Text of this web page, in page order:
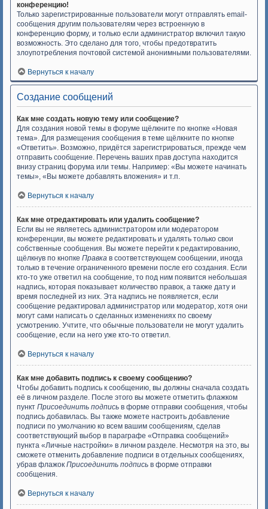
конференцию!
Только зарегистрированные пользователи могут отправлять email-
сообщения другим пользователям через встроенную в
конференцию форму, и только если администратор включил такую
возможность. Это сделано для того, чтобы предотвратить
злоупотребления почтовой системой анонимными пользователями.
Вернуться к началу
Создание сообщений
Как мне создать новую тему или сообщение?
Для создания новой темы в форуме щёлкните по кнопке «Новая
тема». Для размещения сообщения в теме щёлкните по кнопке
«Ответить». Возможно, придётся зарегистрироваться, прежде чем
отправить сообщение. Перечень ваших прав доступа находится
внизу страниц форума или темы. Например: «Вы можете начинать
темы», «Вы можете добавлять вложения» и т.п.
Вернуться к началу
Как мне отредактировать или удалить сообщение?
Если вы не являетесь администратором или модератором
конференции, вы можете редактировать и удалять только свои
собственные сообщения. Вы можете перейти к редактированию,
щёлкнув по кнопке Правка в соответствующем сообщении, иногда
только в течение ограниченного времени после его создания. Если
кто-то уже ответил на сообщение, то под ним появится небольшая
надпись, которая показывает количество правок, а также дату и
время последней из них. Эта надпись не появляется, если
сообщение редактировал администратор или модератор, хотя они
могут сами написать о сделанных изменениях по своему
усмотрению. Учтите, что обычные пользователи не могут удалить
сообщение, если на него уже кто-то ответил.
Вернуться к началу
Как мне добавить подпись к своему сообщению?
Чтобы добавить подпись к сообщению, вы должны сначала создать
её в личном разделе. После этого вы можете отметить флажком
пункт Присоединить подпись в форме отправки сообщения, чтобы
подпись добавилась. Вы также можете настроить добавление
подписи по умолчанию ко всем вашим сообщениям, сделав
соответствующий выбор в параграфе «Отправка сообщений»
пункта «Личные настройки» в личном разделе. Несмотря на это, вы
сможете отменить добавление подписи в отдельных сообщениях,
убрав флажок Присоединить подпись в форме отправки
сообщения.
Вернуться к началу